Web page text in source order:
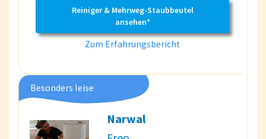
Reiniger & Mehrweg-Staubbeutel
ansehen*
Zum Erfahrungsbericht
Besonders leise
Narwal